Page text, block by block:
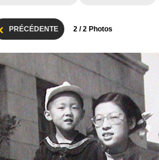
PRÉCÉDENTE 2 / 2 Photos